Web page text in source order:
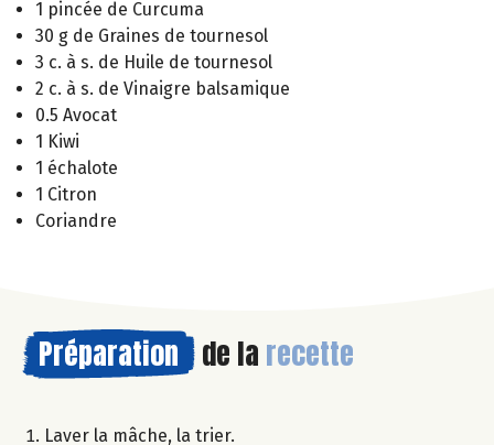
1 pincée de Curcuma
30 g de Graines de tournesol
3 c. à s. de Huile de tournesol
2 c. à s. de Vinaigre balsamique
0.5 Avocat
1 Kiwi
1 échalote
1 Citron
Coriandre
Préparation de la recette
Laver la mâche, la trier.